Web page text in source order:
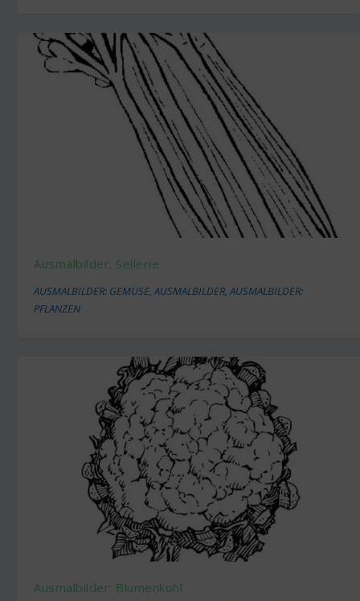
Ausmalbilder: Sellerie
AUSMALBILDER: GEMÜSE,AUSMALBILDER,AUSMALBILDER:
PFLANZEN
Ausmalbilder: Blumenkohl